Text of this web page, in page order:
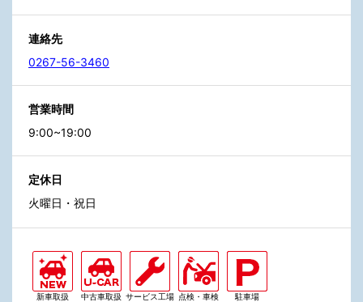
連絡先
0267-56-3460
営業時間
9:00~19:00
定休日
火曜日・祝日
新車取扱 中古車取扱 サービス工場 点検・車検 駐車場